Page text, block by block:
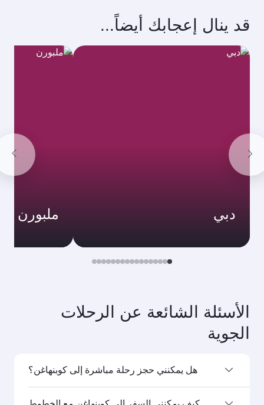
قد ينال إعجابك أيضاً...
دبي ملبورن
الأسئلة الشائعة عن الرحلات
الجوية
هل يمكنني حجز رحلة مباشرة إلى كوبنهاغن؟
نعم، تسيِّر الخطوط الجوية القطرية رحلات مباشرة إلى